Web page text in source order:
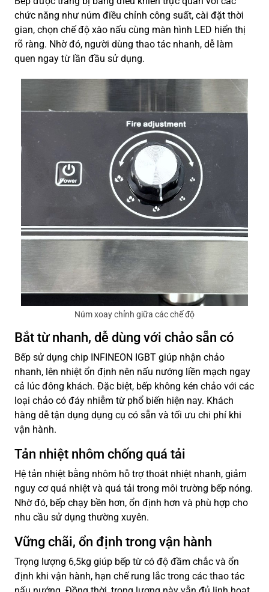
chức năng như núm điều chỉnh công suất, cài đặt thời
gian, chọn chế độ xào nấu cùng màn hình LED hiển thị
rõ ràng. Nhờ đó, người dùng thao tác nhanh, dễ làm
quen ngay từ lần đầu sử dụng.
Núm xoay chỉnh giữa các chế độ
Bắt từ nhanh, dễ dùng với chảo sẵn có
Bếp sử dụng chip INFINEON IGBT giúp nhận chảo
nhanh, lên nhiệt ổn định nên nấu nướng liền mạch ngay
cả lúc đông khách. Đặc biệt, bếp không kén chảo với các
loại chảo có đáy nhiễm từ phổ biến hiện nay. Khách
hàng dễ tận dụng dụng cụ có sẵn và tối ưu chi phí khi
vận hành.
Tản nhiệt nhôm chống quá tải
Hệ tản nhiệt bằng nhôm hỗ trợ thoát nhiệt nhanh, giảm
nguy cơ quá nhiệt và quá tải trong môi trường bếp nóng.
Nhờ đó, bếp chạy bền hơn, ổn định hơn và phù hợp cho
nhu cầu sử dụng thường xuyên.
Vững chãi, ổn định trong vận hành
Trọng lượng 6,5kg giúp bếp từ có độ đầm chắc và ổn
định khi vận hành, hạn chế rung lắc trong các thao tác